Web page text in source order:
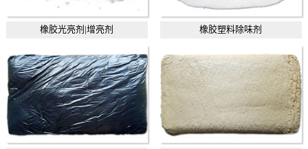
橡胶光亮剂|增亮剂 橡胶塑料除味剂